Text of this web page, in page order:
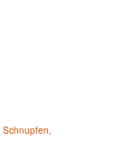
Schnupfen,